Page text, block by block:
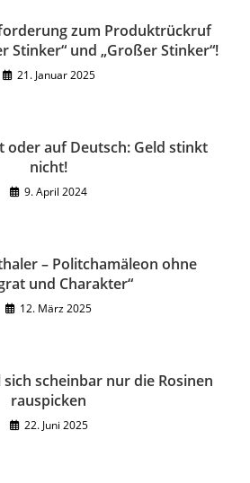
zum Produktrückruf
Stinker“ und „Großer Stinker“!
21. Januar 2025
oder auf Deutsch: Geld stinkt
nicht!
9. April 2024
– Politchamäleon ohne
und Charakter“
12. März 2025
scheinbar nur die Rosinen
rauspicken
22. Juni 2025